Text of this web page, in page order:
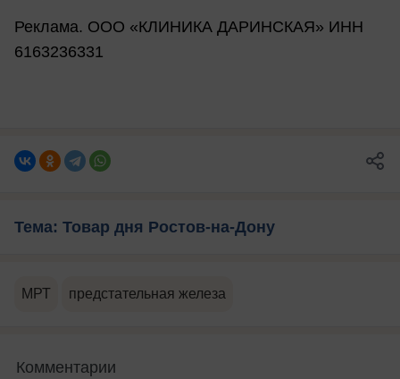
Реклама. ООО «КЛИНИКА ДАРИНСКАЯ» ИНН
6163236331
Тема: Товар дня Ростов-на-Дону
МРТ предстательная железа
Комментарии